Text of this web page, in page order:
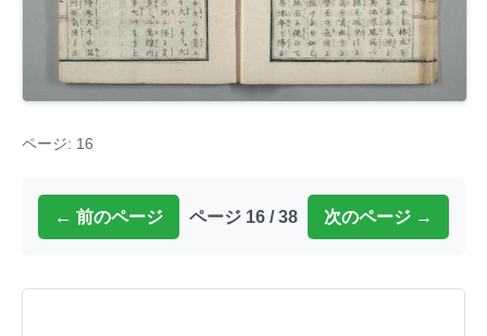
ページ: 16
← 前のページ ページ 16 / 38 次のページ →